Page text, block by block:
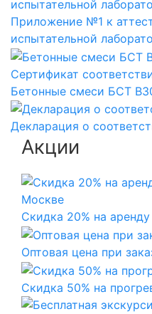
Приложение №1 к
испытательной
Сертификат
Бетонные смеси БСТ
Декларация о
Акции
Скидка 20% на
Оптовая цена при
Скидка 50% на